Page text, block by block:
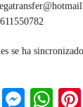
se ha
Li
M
W